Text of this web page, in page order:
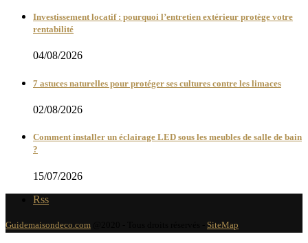
Investissement locatif : pourquoi l’entretien extérieur protège votre
rentabilité
04/08/2026
7 astuces naturelles pour protéger ses cultures contre les limaces
02/08/2026
Comment installer un éclairage LED sous les meubles de salle de bain
?
15/07/2026
Rss
Guidemaisondeco.com SiteMap